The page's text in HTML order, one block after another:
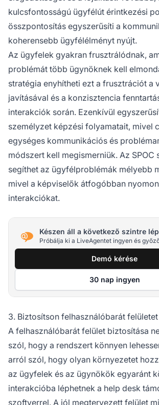
kulcsfontosságú ügyfélút érintkezési
összpontosítás egyszerűsíti a
koherensebb ügyfélélményt nyújt.
Az ügyfelek gyakran frusztrálódnak,
problémát több ügynöknek kell
stratégia enyhítheti ezt a frusztrációt a
javításával és a konzisztencia
interakciók során. Ezenkívül
személyzet képzési folyamatait, mivel
egységes kommunikációs és
módszert kell megismerniük. Az SPOC
segíthet az ügyfélproblémák mélyebb
mivel a képviselők átfogóbban
interakciókat.
Készen áll a következő szintre
Próbálja ki a LiveAgentet ingyen és
Demó kérése
30 nap ingyen
3. Biztosítson felhasználóbarát felületet
A felhasználóbarát felület biztosítása
szól, hogy a rendszert könnyen
arról szól, hogy olyan környezetet
az ügyfelek és az ügynökök egyaránt
interakcióba léphetnek a help desk
szoftverrel. A jól megtervezett felület